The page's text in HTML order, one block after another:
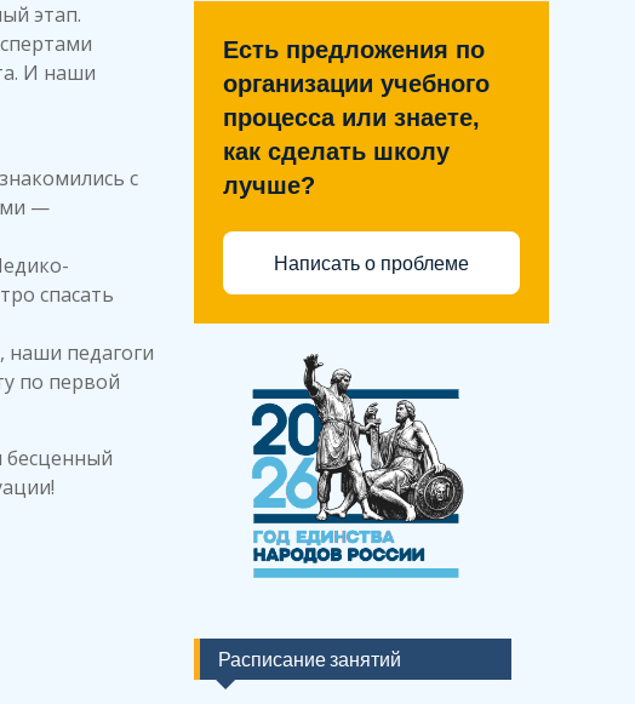
этап.
И наши
с
—
спасать
наши педагоги
по первой
бесценный
Есть предложения по
организации учебного
процесса или знаете,
как сделать школу
лучше?
Написать о проблеме
Расписание занятий